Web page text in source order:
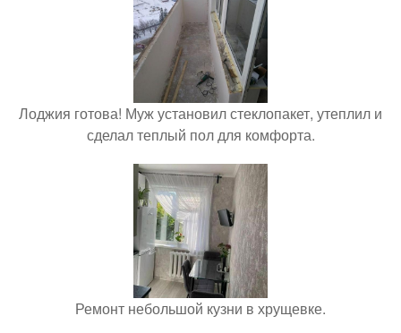
Лоджия готова! Муж установил стеклопакет, утеплил и
сделал теплый пол для комфорта.
Ремонт небольшой кузни в хрущевке.